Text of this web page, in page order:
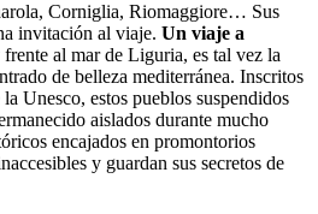
Corniglia, Riomaggiore… Sus
invitación al viaje. Un viaje a
al mar de Liguria, es tal vez la
de belleza mediterránea. Inscritos
Unesco, estos pueblos suspendidos
aislados durante mucho
encajados en promontorios
y guardan sus secretos de